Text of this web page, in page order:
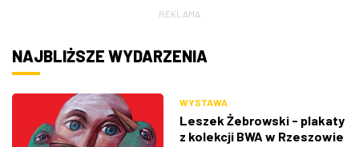
REKLAMA
NAJBLIŻSZE WYDARZENIA
WYSTAWA
Leszek Żebrowski - plakaty
z kolekcji BWA w Rzeszowie